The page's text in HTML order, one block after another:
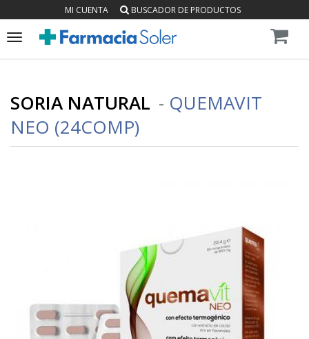
MI CUENTA BUSCADOR DE PRODUCTOS
Toggle
SORIA NATURAL - QUEMAVIT
NEO (24COMP)